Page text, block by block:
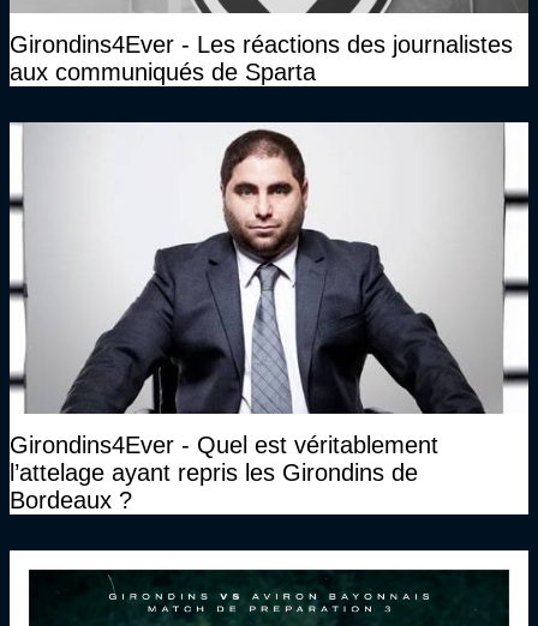
Girondins4Ever - Les réactions des journalistes
aux communiqués de Sparta
Girondins4Ever - Quel est véritablement
l’attelage ayant repris les Girondins de
Bordeaux ?